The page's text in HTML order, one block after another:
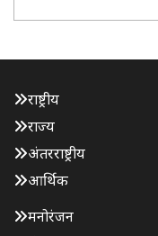
राष्ट्रीय
राज्य
अंतरराष्ट्रीय
आर्थिक
मनोरंजन